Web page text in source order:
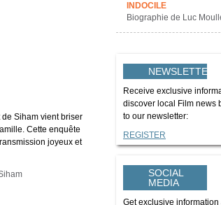
Siham vient briser
Cette enquête
joyeux et
INDOCILE
Biographie de Luc
NEWSLETTER
Receive exclusive
discover local Film news
to our newsletter:
REGISTER
SOCIAL
MEDIA
Get exclusive